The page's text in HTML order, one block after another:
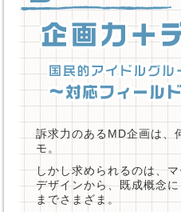
訴求力のあるMD企画は、
モ。
しかし求められるのは、
デザインから、既成概念
までさまざま。